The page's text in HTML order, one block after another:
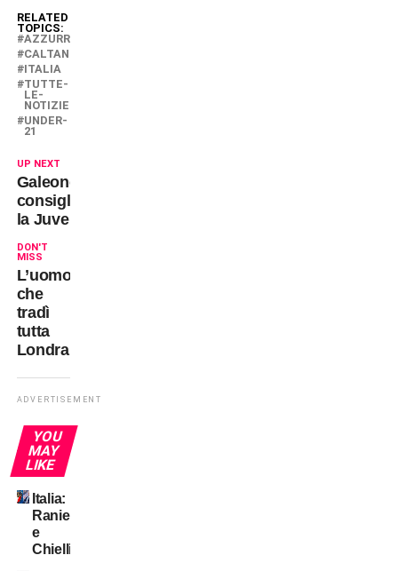
RELATED
TOPICS:
AZZURRI
CALTANISSETTA
ITALIA
TUTTE-
LE-
NOTIZIE
UNDER-
21
UP NEXT
Galeone
consiglia
la Juve
DON'T
MISS
L’uomo
che
tradì
tutta
Londra
ADVERTISEMENT
YOU
MAY
LIKE
Italia:
Ranieri
e
Chiellini?